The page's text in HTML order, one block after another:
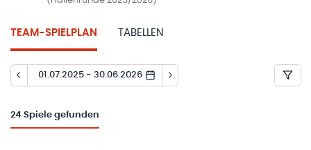
TEAM-SPIELPLAN TABELLEN
01.07.2025 - 30.06.2026
24 Spiele gefunden